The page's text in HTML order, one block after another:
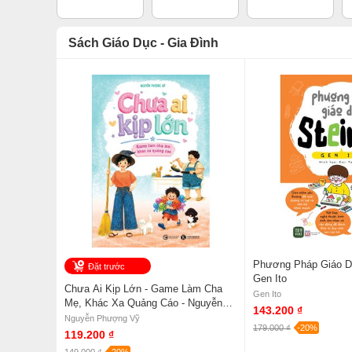
Sách Giáo Dục - Gia Đình
Đặt trước
Chưa Ai Kịp Lớn - Game Làm Cha
Mẹ, Khác Xa Quảng Cáo - Nguyễn
Phượng Vỹ
Nguyễn Phượng Vỹ
119.200 ₫
Phương Pháp Giáo
Gen Ito
Gen Ito
143.200 ₫
179.000 ₫ -20%